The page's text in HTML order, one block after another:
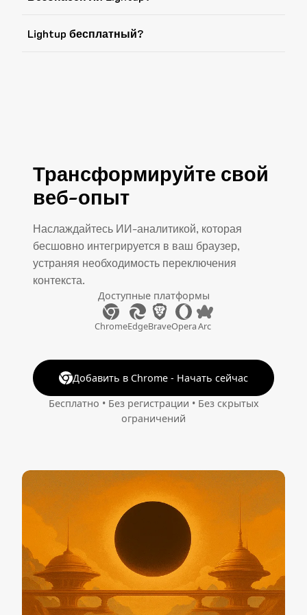
Lightup бесплатный?
Трансформируйте свой
веб-опыт
Наслаждайтесь ИИ-аналитикой, которая
бесшовно интегрируется в ваш браузер,
устраняя необходимость переключения
контекста.
Доступные платформы
ChromeEdgeBraveOperaArc
Добавить в Chrome - Начать сейчас
Бесплатно • Без регистрации • Без скрытых
ограничений